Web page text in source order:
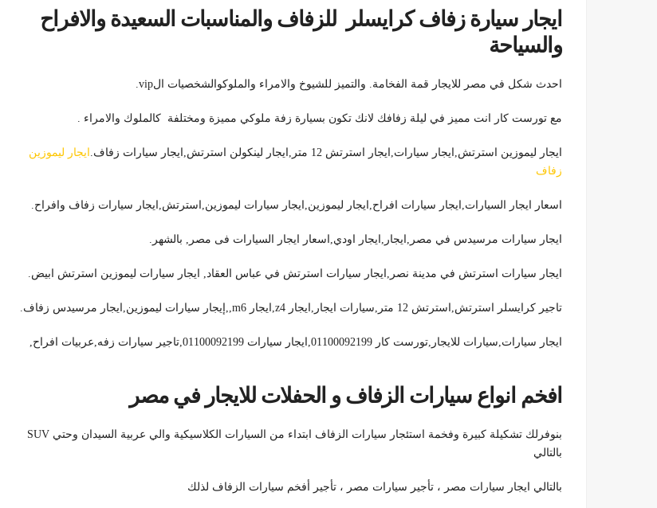
ايجار سيارة زفاف كرايسلر
للزفاف والمناسبات السعيدة والافراح
والسياحة
احدث شكل في مصر للايجار قمة الفخامة. والتميز للشيوخ والامراء والملوكوالشخصيات الvip.
مع تورست كار انت مميز في ليلة زفافك لانك تكون بسيارة زفة ملوكي مميزة ومختلفة كالملوك والامراء .
ايجار ليموزين استرتش,ايجار سيارات,ايجار استرتش 12 متر,ايجار لينكولن استرتش,ايجار سيارات زفاف.
ايجار ليموزين
زفاف
اسعار ايجار السيارات,ايجار سيارات افراح,ايجار ليموزين,ايجار سيارات ليموزين,استرتش,ايجار سيارات زفاف وافراح.
ايجار سيارات مرسيدس في مصر,ايجار,ايجار اودي,اسعار ايجار السيارات فى مصر, بالشهر.
ايجار سيارات استرتش في مدينة نصر,ايجار سيارات استرتش في عباس العقاد, ايجار سيارات ليموزين استرتش ابيض.
تاجير كرايسلر استرتش,استرتش 12 متر,سيارات ايجار,ايجار z4,ايجار m6,,إيجار سيارات ليموزين,ايجار مرسيدس زفاف.
ايجار سيارات,سيارات للايجار,تورست كار 01100092199,ايجار سيارات 01100092199,تاجير سيارات زفه,عربيات افراح,
افخم انواع سيارات الزفاف و الحفلات للايجار في مصر
بنوفرلك تشكيلة كبيرة وفخمة استئجار سيارات الزفاف ابتداء من السيارات الكلاسيكية والي عربية السيدان وحتي SUV
بالتالي
بالتالي ايجار سيارات مصر ، تأجير سيارات مصر ، تأجير أفخم سيارات الزفاف لذلك